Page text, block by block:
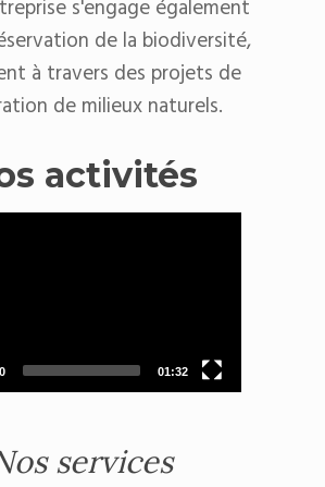
s'engage également
de la biodiversité,
à travers des projets de
de milieux naturels.
activités
01:32
services